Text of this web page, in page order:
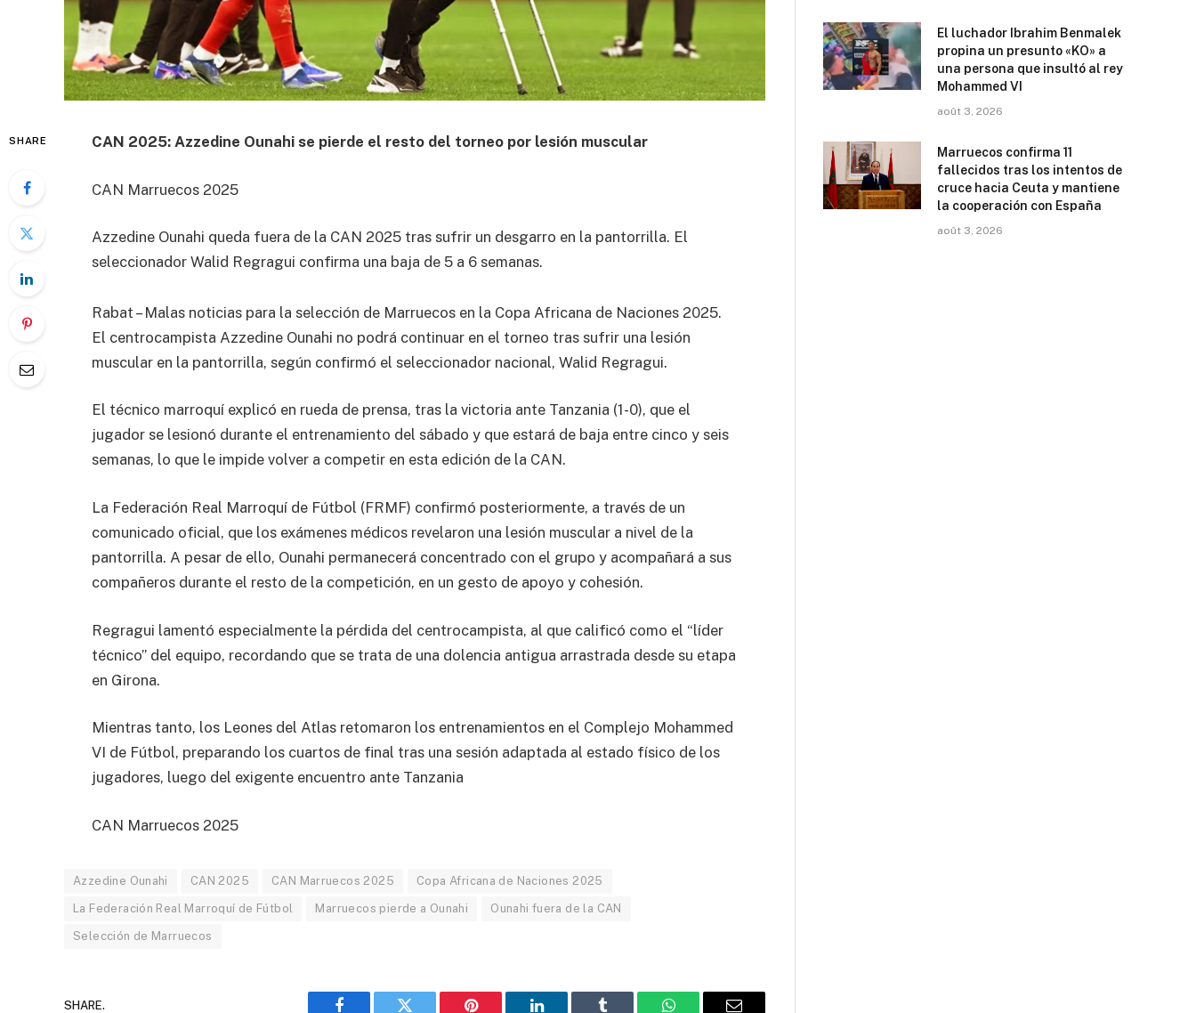
SHARE CAN 2025: Azzedine Ounahi se pierde el resto del torneo por lesión muscular
CAN Marruecos 2025
Azzedine Ounahi queda fuera de la CAN 2025 tras sufrir un desgarro en la pantorrilla. El
seleccionador Walid Regragui confirma una baja de 5 a 6 semanas.
Rabat – Malas noticias para la selección de Marruecos en la Copa Africana de Naciones 2025.
El centrocampista Azzedine Ounahi no podrá continuar en el torneo tras sufrir una lesión
muscular en la pantorrilla, según confirmó el seleccionador nacional, Walid Regragui.
El técnico marroquí explicó en rueda de prensa, tras la victoria ante Tanzania (1-0), que el
jugador se lesionó durante el entrenamiento del sábado y que estará de baja entre cinco y seis
semanas, lo que le impide volver a competir en esta edición de la CAN.
La Federación Real Marroquí de Fútbol (FRMF) confirmó posteriormente, a través de un
comunicado oficial, que los exámenes médicos revelaron una lesión muscular a nivel de la
pantorrilla. A pesar de ello, Ounahi permanecerá concentrado con el grupo y acompañará a sus
compañeros durante el resto de la competición, en un gesto de apoyo y cohesión.
Regragui lamentó especialmente la pérdida del centrocampista, al que calificó como el “líder
técnico” del equipo, recordando que se trata de una dolencia antigua arrastrada desde su etapa
en Girona.
Mientras tanto, los Leones del Atlas retomaron los entrenamientos en el Complejo Mohammed
VI de Fútbol, preparando los cuartos de final tras una sesión adaptada al estado físico de los
jugadores, luego del exigente encuentro ante Tanzania
CAN Marruecos 2025
Azzedine Ounahi CAN 2025 CAN Marruecos 2025 Copa Africana de Naciones 2025
La Federación Real Marroquí de Fútbol Marruecos pierde a Ounahi Ounahi fuera de la CAN
Selección de Marruecos
SHARE.
El luchador Ibrahim Benmalek
propina un presunto «KO» a
una persona que insultó al rey
Mohammed VI
août 3, 2026
Marruecos confirma 11
fallecidos tras los intentos de
cruce hacia Ceuta y mantiene
la cooperación con España
août 3, 2026